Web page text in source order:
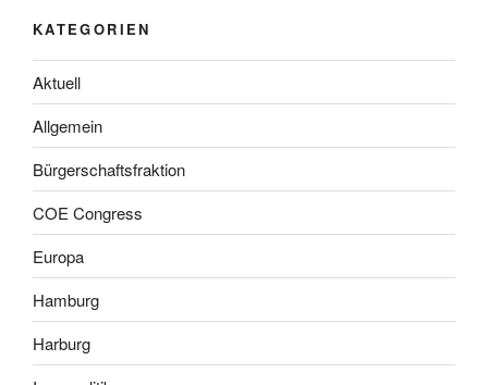
KATEGORIEN
Aktuell
Allgemein
Bürgerschaftsfraktion
COE Congress
Europa
Hamburg
Harburg